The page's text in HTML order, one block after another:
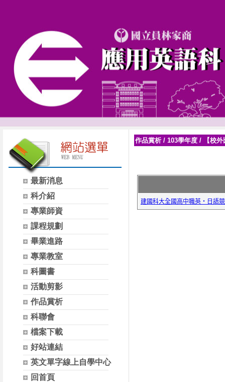
最新消息
科介紹
專業師資
課程規劃
畢業進路
專業教室
科圖書
活動剪影
作品賞析
科聯會
檔案下載
好站連結
英文單字線上自學中心
回首頁
作品賞析 / 103學年度 / 【校